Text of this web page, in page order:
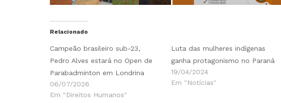
Relacionado
Campeão brasileiro sub-23,
Pedro Alves estará no Open de
Parabadminton em Londrina
06/07/2026
Em "Direitos Humanos"
Luta das mulheres indígenas
ganha protagonismo no Paraná
19/04/2024
Em "Notícias"